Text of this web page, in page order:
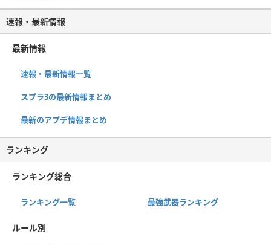
速報・最新情報
最新情報
速報・最新情報一覧
スプラ3の最新情報まとめ
最新のアプデ情報まとめ
ランキング
ランキング総合
ランキング一覧 最強武器ランキング
ルール別